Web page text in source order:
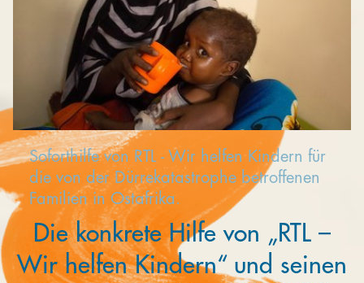
Soforthilfe von RTL - Wir helfen Kindern für
die von der Dürrekatastrophe betroffenen
Familien in Ostafrika.
Die konkrete Hilfe von „RTL –
Wir helfen Kindern“ und seinen